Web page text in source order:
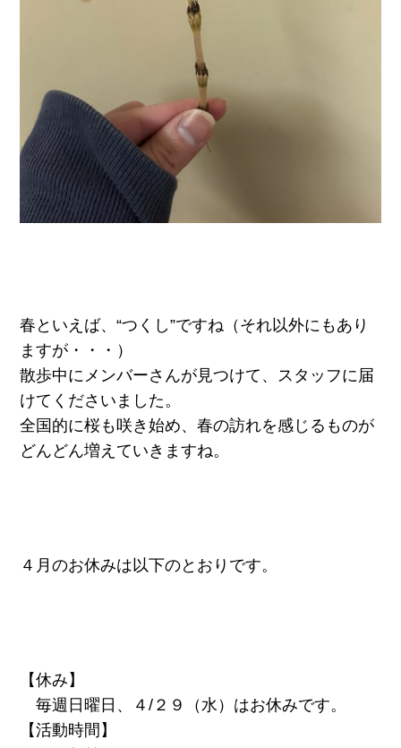
春といえば、“つくし”ですね（それ以外にもあり
ますが・・・）
散歩中にメンバーさんが見つけて、スタッフに届
けてくださいました。
全国的に桜も咲き始め、春の訪れを感じるものが
どんどん増えていきますね。
４月のお休みは以下のとおりです。
【休み】
毎週日曜日、４/２９（水）はお休みです。
【活動時間】